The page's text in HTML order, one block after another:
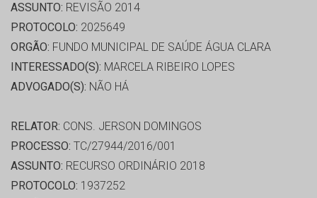
ASSUNTO: REVISÃO 2014
PROTOCOLO: 2025649
ORGÃO: FUNDO MUNICIPAL DE SAÚDE ÁGUA CLARA
INTERESSADO(S): MARCELA RIBEIRO LOPES
ADVOGADO(S): NÃO HÁ
RELATOR: CONS. JERSON DOMINGOS
PROCESSO: TC/27944/2016/001
ASSUNTO: RECURSO ORDINÁRIO 2018
PROTOCOLO: 1937252